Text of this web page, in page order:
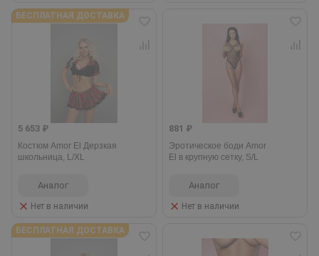
БЕСПЛАТНАЯ ДОСТАВКА
5 653 ₽
Костюм Amor El Дерзкая
школьница, L/XL
Аналог
Нет в наличии
881 ₽
Эротическое боди Amor
El в крупную сетку, S/L
Аналог
Нет в наличии
БЕСПЛАТНАЯ ДОСТАВКА